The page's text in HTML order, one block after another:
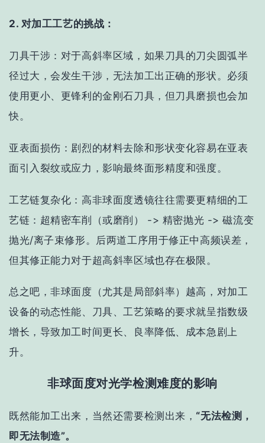
2. 对加工工艺的挑战：
刀具干涉 ：对于高斜率区域，如果刀具的刀尖圆弧半
径过大，会发生干涉，无法加工出正确的形状。必须
使用更小、更锋利的金刚石刀具，但刀具磨损也会加
快。
亚表面损伤 ：剧烈的材料去除和形状变化容易在亚表
面引入裂纹或应力，影响最终面形精度和强度。
工艺链复杂化 ：高非球面度透镜往往需要更精细的工
艺链： 超精密车削（或磨削） -> 精密抛光 -> 磁流变
抛光/离子束修形 。后两道工序用于修正中高频误差，
但其修正能力对于超高斜率区域也存在极限。
总之吧，非球面度（尤其是局部斜率）越高，对加工
设备的动态性能、刀具、工艺策略的要求就呈指数级
增长，导致加工时间更长、良率降低、成本急剧上
升。
非球面度对光学检测难度的影响
既然能加工出来，当然还需要检测出来， “无法检测，
即无法制造”。